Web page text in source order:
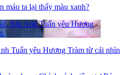
máu ta lại thấy màu xanh?
Tuấn yêu Hương Tràm từ cái nhìn